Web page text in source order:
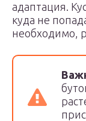
адаптация.
куда не
необходимо,